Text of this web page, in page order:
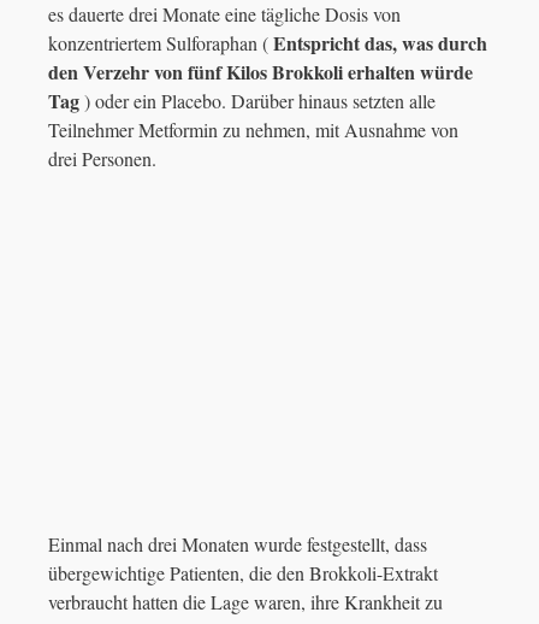
es dauerte drei Monate eine tägliche Dosis von
konzentriertem Sulforaphan (Entspricht das, was durch
den Verzehr von fünf Kilos Brokkoli erhalten würde
Tag) oder ein Placebo. Darüber hinaus setzten alle
Teilnehmer Metformin zu nehmen, mit Ausnahme von
drei Personen.
Einmal nach drei Monaten wurde festgestellt, dass
übergewichtige Patienten, die den Brokkoli-Extrakt
verbraucht hatten die Lage waren, ihre Krankheit zu